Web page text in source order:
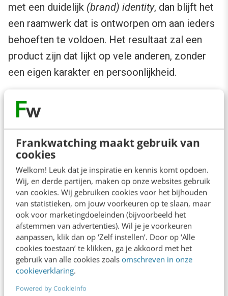
Frankwatching maakt gebruik van
cookies
Welkom! Leuk dat je inspiratie en kennis komt opdoen.
Wij, en derde partijen, maken op onze websites gebruik
van cookies. Wij gebruiken cookies voor het bijhouden
van statistieken, om jouw voorkeuren op te slaan, maar
ook voor marketingdoeleinden (bijvoorbeeld het
afstemmen van advertenties). Wil je je voorkeuren
aanpassen, klik dan op ‘Zelf instellen’. Door op ‘Alle
cookies toestaan’ te klikken, ga je akkoord met het
gebruik van alle cookies zoals omschreven in onze
cookieverklaring.
Powered by CookieInfo
met een duidelijk (brand) identity, dan blijft het
een raamwerk dat is ontworpen om aan ieders
behoeften te voldoen. Het resultaat zal een
product zijn dat lijkt op vele anderen, zonder
een eigen karakter en persoonlijkheid.
Natuurlijk kun je elementen binnen Bootstrap
aanpassen. Wijzig de kleuren, de lettertypen,
etc. Maar als je te weinig aanpast, krijg je nog
steeds een “Bootstrappy” product. En als je te
veel aanpast, schrijf je zoveeloverridesin je
code dat je net zo goed helemaal opnieuw kunt
beginnen.
Voorkom tijdverspilling en behoud
consistentie
Het opzetten van een bibliotheek met
componenten kost in het begin weliswaar tijd